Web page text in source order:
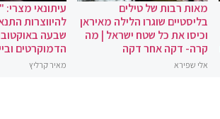
מאות רבות של טילים
בליסטיים שוגרו הלילה מאיראן
וכיסו את כל שטח ישראל | מה
קרה- דקה אחר דקה
אלי שפירא
עיתונאי מצרי:
להיווצרות
שבעה
הדמוקרטים
מאיר קרליץ